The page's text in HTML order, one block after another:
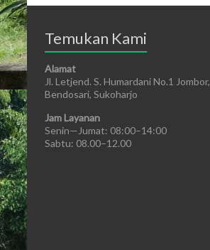
Temukan Kami
Alamat
Jl. Letjend. S. Humardani No.1 Jombor,
Bendosari, Sukoharjo
Jam Layanan
Senin—Jumat: 08:00–14:00
Sabtu: 08.00–12.00